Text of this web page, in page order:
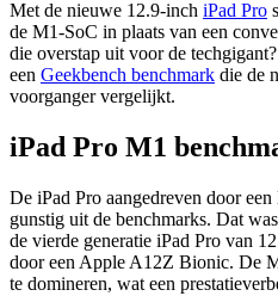
Met de nieuwe 12.9-inch iPad Pro
de M1-SoC in plaats van een
die overstap uit voor de
een Geekbench benchmark die de
voorganger vergelijkt.
iPad Pro M1
De iPad Pro aangedreven door
gunstig uit de benchmarks. Dat
de vierde generatie iPad Pro van
door een Apple A12Z Bionic. De
te domineren, wat een